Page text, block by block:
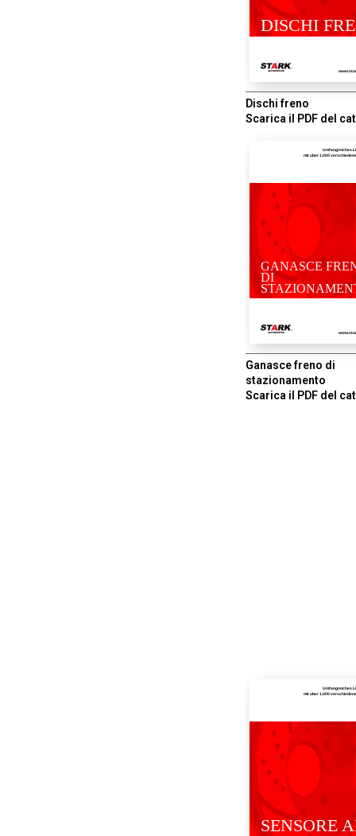
DISCHI
Dischi freno
Scarica il PDF del
Umfangreiches
mit uber 1.000
GANASCE
DI
Ganasce freno di
stazionamento
Scarica il PDF del
Umfangreiches
mit uber 1.000
SENSORE